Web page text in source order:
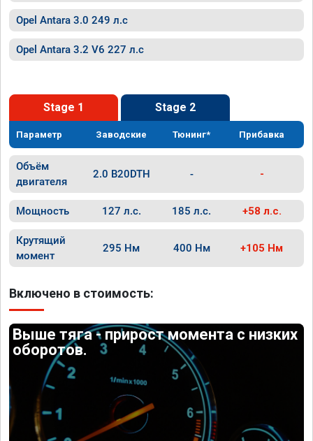
Opel Antara 3.0 249 л.с
Opel Antara 3.2 V6 227 л.с
Stage 1 Stage 2
Параметр Заводские Тюнинг* Прибавка
Объём
двигателя
2.0 B20DTH - -
Мощность 127 л.с. 185 л.с. +58 л.с.
Крутящий
момент
295 Нм 400 Нм +105 Нм
Включено в стоимость:
Выше тяга - прирост момента с низких
оборотов.